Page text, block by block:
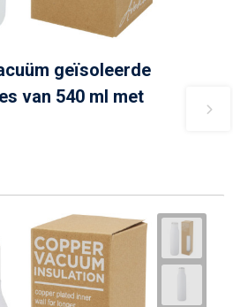
geïsoleerde
van 540 ml met